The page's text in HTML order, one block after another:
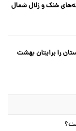
خنک و زلال شمال
را برایتان بهشت